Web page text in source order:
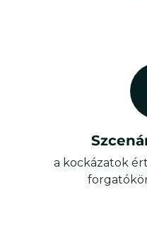
a kockázatok